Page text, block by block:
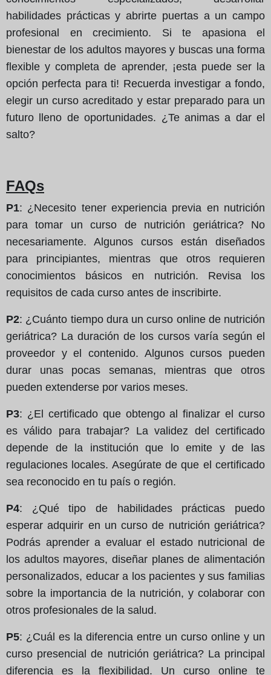
habilidades prácticas y abrirte puertas a un campo
profesional en crecimiento. Si te apasiona el
bienestar de los adultos mayores y buscas una forma
flexible y completa de aprender, ¡esta puede ser la
opción perfecta para ti! Recuerda investigar a fondo,
elegir un curso acreditado y estar preparado para un
futuro lleno de oportunidades. ¿Te animas a dar el
salto?
FAQs
P1: ¿Necesito tener experiencia previa en nutrición
para tomar un curso de nutrición geriátrica? No
necesariamente. Algunos cursos están diseñados
para principiantes, mientras que otros requieren
conocimientos básicos en nutrición. Revisa los
requisitos de cada curso antes de inscribirte.
P2: ¿Cuánto tiempo dura un curso online de nutrición
geriátrica? La duración de los cursos varía según el
proveedor y el contenido. Algunos cursos pueden
durar unas pocas semanas, mientras que otros
pueden extenderse por varios meses.
P3: ¿El certificado que obtengo al finalizar el curso
es válido para trabajar? La validez del certificado
depende de la institución que lo emite y de las
regulaciones locales. Asegúrate de que el certificado
sea reconocido en tu país o región.
P4: ¿Qué tipo de habilidades prácticas puedo
esperar adquirir en un curso de nutrición geriátrica?
Podrás aprender a evaluar el estado nutricional de
los adultos mayores, diseñar planes de alimentación
personalizados, educar a los pacientes y sus familias
sobre la importancia de la nutrición, y colaborar con
otros profesionales de la salud.
P5: ¿Cuál es la diferencia entre un curso online y un
curso presencial de nutrición geriátrica? La principal
diferencia es la flexibilidad. Un curso online te